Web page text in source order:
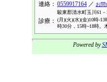
連絡： 0559917164 ／ お問
駿東郡清水町玉川61
診療：
(月)(火)(水)(金)10時-13
時30分，15時~18時。
Powered by